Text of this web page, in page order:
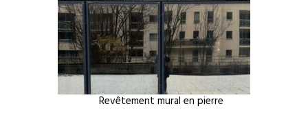
Revêtement mural en pierre